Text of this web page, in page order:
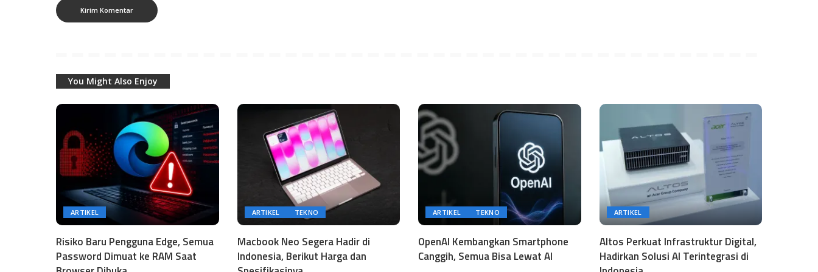
You Might Also Enjoy
ARTIKEL
Risiko Baru Pengguna Edge, Semua
Password Dimuat ke RAM Saat
ARTIKEL TEKNO
Macbook Neo Segera Hadir di
Indonesia, Berikut Harga dan
ARTIKEL TEKNO
OpenAI Kembangkan Smartphone
Canggih, Semua Bisa Lewat AI
ARTIKEL
Altos Perkuat Infrastruktur Digital,
Hadirkan Solusi AI Terintegrasi di